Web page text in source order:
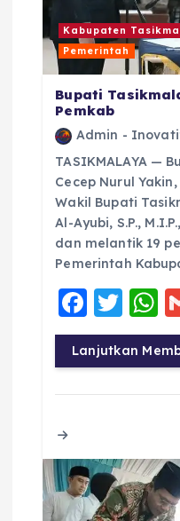
Kabupaten
Pemerintah
Bupati
Pemkab
Admin -
TASIKMALAYA —
Cecep Nurul
Wakil Bupati
Al-Ayubi, S.P.,
dan melantik 19
Pemerintah
F
a
c
e
o
k
T
w
it
te
h
a
p
Lanjutkan